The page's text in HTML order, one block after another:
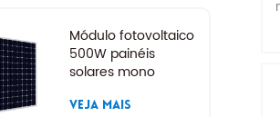
Módulo fotovoltaico
500W painéis
solares mono
VEJA MAIS